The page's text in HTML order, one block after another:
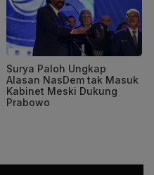
Surya Paloh Ungkap
Alasan NasDem tak Masuk
Kabinet Meski Dukung
Prabowo